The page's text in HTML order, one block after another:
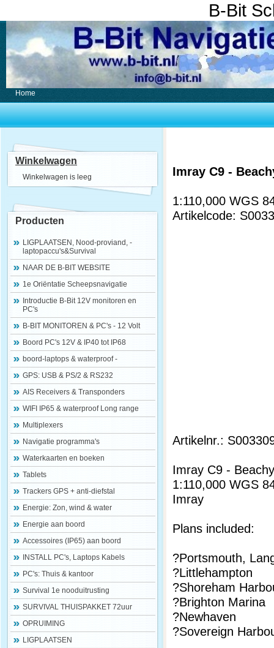
B-Bit
Home
Winkelwagen
Winkelwagen is leeg
Producten
LIGPLAATSEN, Nood-proviand, -
laptopaccu's&Survival
NAAR DE B-BIT WEBSITE
1e Oriëntatie Scheepsnavigatie
Introductie B-Bit 12V monitoren en
PC's
B-BIT MONITOREN & PC's - 12 Volt
Boord PC's 12V & IP40 tot IP68
boord-laptops & waterproof -
GPS: USB & PS/2 & RS232
AIS Receivers & Transponders
WIFI IP65 & waterproof Long range
Multiplexers
Navigatie programma's
Waterkaarten en boeken
Tablets
Trackers GPS + anti-diefstal
Energie: Zon, wind & water
Energie aan boord
Accessoires (IP65) aan boord
INSTALL PC's, Laptops Kabels
PC's: Thuis & kantoor
Survival 1e nooduitrusting
SURVIVAL THUISPAKKET 72uur
OPRUIMING
LIGPLAATSEN
Imray C9 -
1:110,000 WGS
Artikelcode:
Artikelnr.:
Imray C9 -
1:110,000 WGS
Imray
Plans included:
?Portsmouth,
?Littlehampton
?Shoreham
?Brighton Marina
?Newhaven
?Sovereign